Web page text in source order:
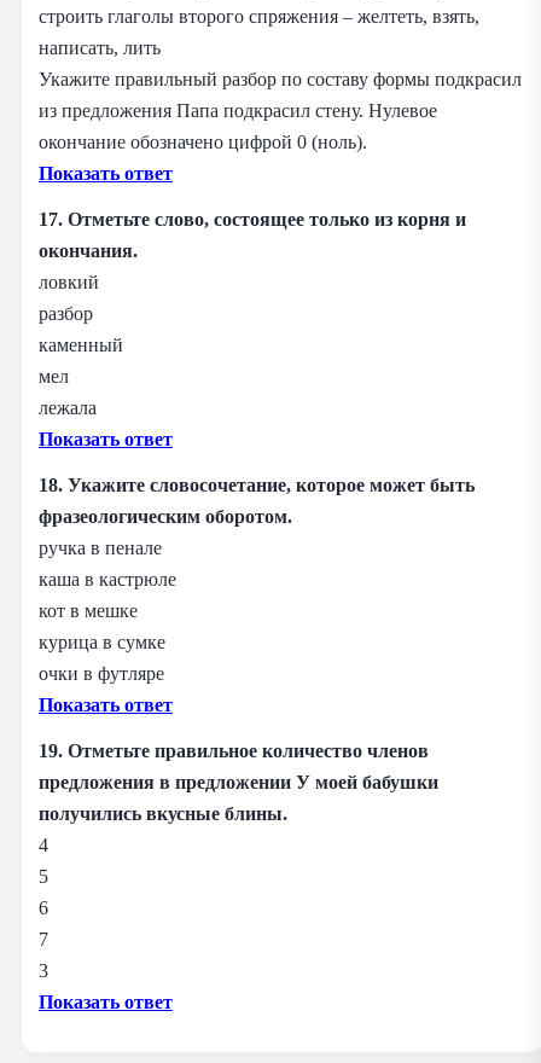
строить глаголы второго спряжения – желтеть, взять,
написать, лить
Укажите правильный разбор по составу формы подкрасил
из предложения Папа подкрасил стену. Нулевое
окончание обозначено цифрой 0 (ноль).
Показать ответ
17. Отметьте слово, состоящее только из корня и
окончания.
ловкий
разбор
каменный
мел
лежала
Показать ответ
18. Укажите словосочетание, которое может быть
фразеологическим оборотом.
ручка в пенале
каша в кастрюле
кот в мешке
курица в сумке
очки в футляре
Показать ответ
19. Отметьте правильное количество членов
предложения в предложении У моей бабушки
получились вкусные блины.
4
5
6
7
3
Показать ответ